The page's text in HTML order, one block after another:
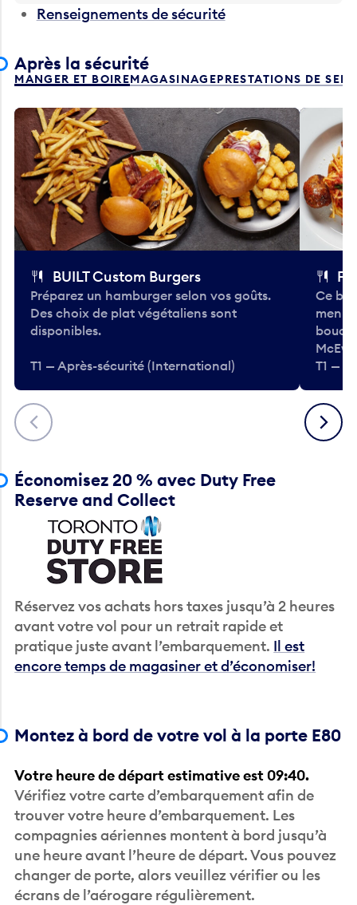
Renseignements de sécurité
Après la sécurité
MANGER ET BOIREMAGASINAGEPRESTATIONS DE
Précédent
BUILT Custom Burgers
Préparez un hamburger selon vos goûts.
Des choix de plat végétaliens sont
disponibles.
T1 — Après-sécurité (International)
Ce
menu
T1 —
Suivant
Économisez 20 % avec Duty Free
Reserve and Collect
Réservez vos achats hors taxes jusqu’à 2 heures
avant votre vol pour un retrait rapide et
pratique juste avant l’embarquement. Il est
encore temps de magasiner et d’économiser!
Montez à bord de votre vol à la porte E80
Votre heure de départ estimative est 09:40.
Vérifiez votre carte d’embarquement afin de
trouver votre heure d’embarquement. Les
compagnies aériennes montent à bord jusqu’à
une heure avant l’heure de départ. Vous pouvez
changer de porte, alors veuillez vérifier ou les
écrans de l’aérogare régulièrement.